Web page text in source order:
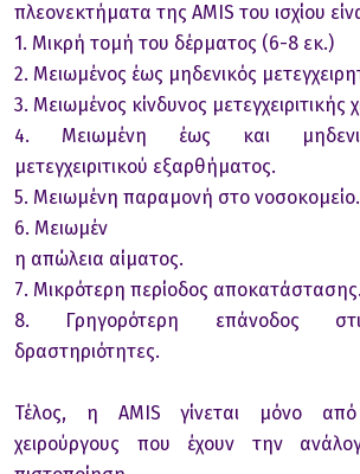
πλεονεκτήματα της AMIS του ισχίου
1. Μικρή τομή του δέρματος (6-8 εκ.)
2. Μειωμένος έως μηδενικός
3. Μειωμένος κίνδυνος μετεγχειριτικής
4. Μειωμένη έως και
μετεγχειριτικού εξαρθήματος.
5. Μειωμένη παραμονή στο νοσοκομείο.
6. Μειωμέν
η απώλεια αίματος.
7. Μικρότερη περίοδος αποκατάστασης.
8. Γρηγορότερη επάνοδος
δραστηριότητες.
Τέλος, η AMIS γίνεται μόνο από
χειρούργους που έχουν την